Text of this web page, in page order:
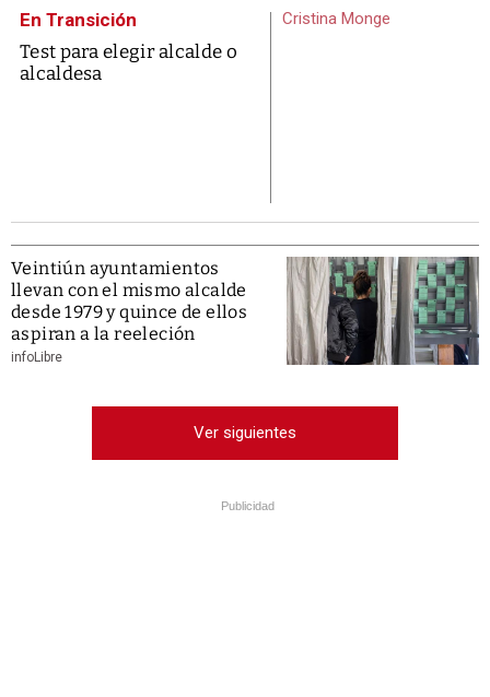
En Transición
Test para elegir alcalde o
alcaldesa
Cristina Monge
Veintiún ayuntamientos
llevan con el mismo alcalde
desde 1979 y quince de ellos
aspiran a la reeleción
infoLibre
Ver siguientes
Publicidad